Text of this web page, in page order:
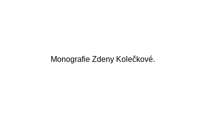
Monografie Zdeny Kolečkové.